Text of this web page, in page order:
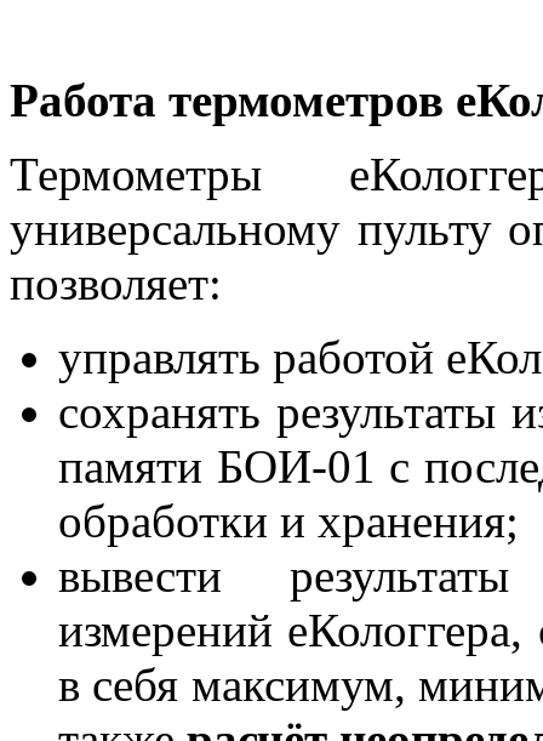
Работа термометров
Термометры
универсальному пульту
позволяет:
управлять работой
сохранять результаты
памяти БОИ-01 с
обработки и хранения;
вывести
измерений
в себя максимум,